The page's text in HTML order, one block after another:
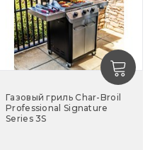
Газовый гриль Char-Broil
Professional Signature
Series 3S